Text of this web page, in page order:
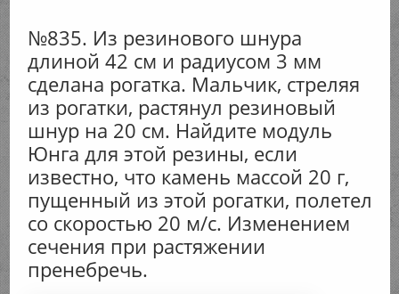
№835. Из резинового шнура
длиной 42 см и радиусом 3 мм
сделана рогатка. Мальчик, стреляя
из рогатки, растянул резиновый
шнур на 20 см. Найдите модуль
Юнга для этой резины, если
известно, что камень массой 20 г,
пущенный из этой рогатки, полетел
со скоростью 20 м/с. Изменением
сечения при растяжении
пренебречь.